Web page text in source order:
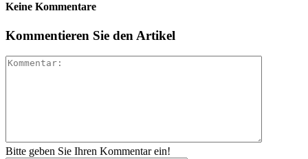
Keine Kommentare
Kommentieren Sie den Artikel
Bitte geben Sie Ihren Kommentar ein!